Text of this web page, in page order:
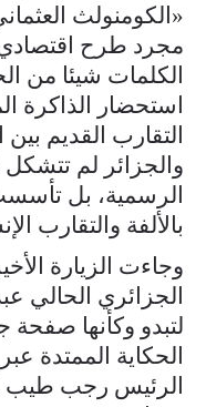
«الكومنولث
مجرد طرح
الكلمات شيئا من
استحضار الذاكرة
التقارب القديم بين
والجزائر لم تتشكل
الرسمية، بل
بالألفة والتقارب
وجاءت الزيارة
الجزائري الحالي
لتبدو وكأنها
الحكاية الممتدة
الرئيس رجب طيب